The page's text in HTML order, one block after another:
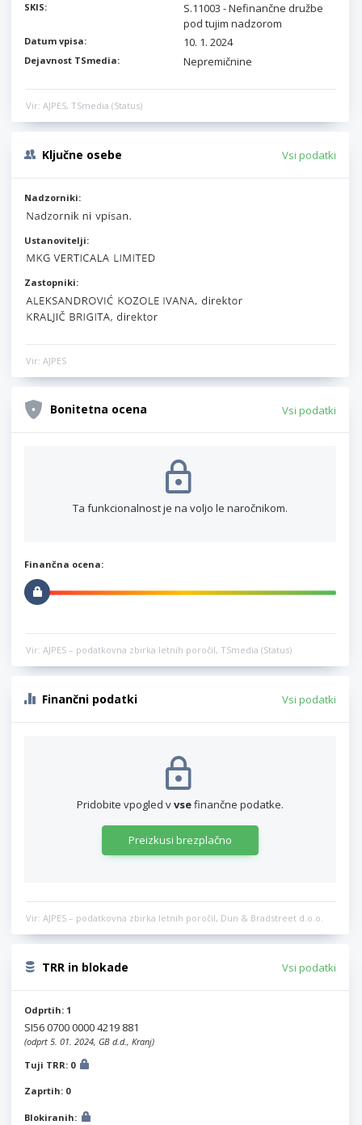
SKIS:
S.11003 - Nefinančne družbe
pod tujim nadzorom
Datum vpisa: 10. 1. 2024
Dejavnost TSmedia: Nepremičnine
Vir: AJPES, TSmedia (Status)
Ključne osebe Vsi podatki
Nadzorniki:
Ustanovitelji:
Zastopniki:
Vir: AJPES
Bonitetna ocena Vsi podatki
Ta funkcionalnost je na voljo le naročnikom.
Finančna ocena:
Vir: AJPES – podatkovna zbirka letnih poročil, TSmedia (Status)
Finančni podatki Vsi podatki
Pridobite vpogled vvsefinančne podatke.
Preizkusi brezplačno
Vir: AJPES – podatkovna zbirka letnih poročil, Dun & Bradstreet d.o.o.
TRR in blokade Vsi podatki
Odprtih: 1
SI56 0700 0000 4219 881
(odprt 5. 01. 2024, GB d.d., Kranj)
Tuji TRR: 0
Zaprtih: 0
Blokiranih: